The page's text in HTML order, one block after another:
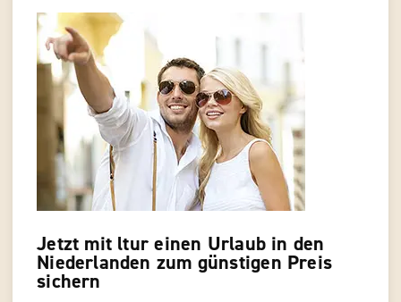
Jetzt mit ltur einen Urlaub in den
Niederlanden zum günstigen Preis
sichern